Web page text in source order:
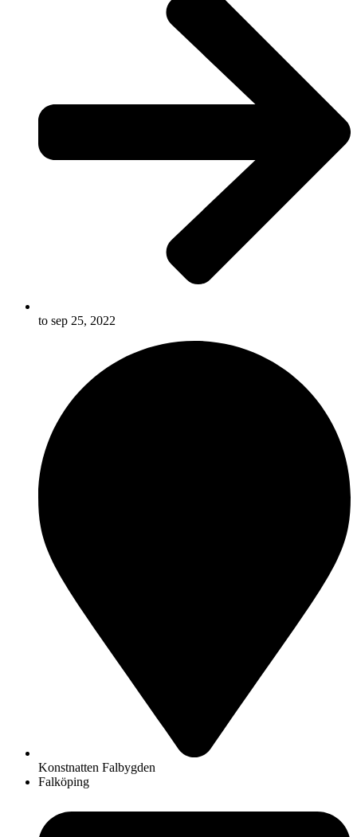
to sep 25, 2022
Konstnatten Falbygden
Falköping